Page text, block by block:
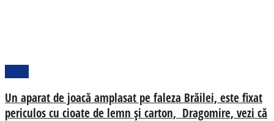
Un aparat de joacă amplasat pe faleza Brăilei, este fixat
periculos cu cioate de lemn și carton, Dragomire, vezi că